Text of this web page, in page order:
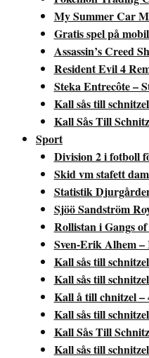
My Summer Car
Gratis spel på
Assassin’s Creed
Resident Evil 4
Steka Entrecôte –
Kall sås till
Kall Sås Till
Sport
Division 2 i fotboll
Skid vm stafett
Statistik
Sjöö Sandström
Rollistan i Gangs
Sven-Erik Alhem
Kall sås till
Kall sås till
Kall å till chnitzel –
Kall sås till
Kall Sås Till
Kall sås till